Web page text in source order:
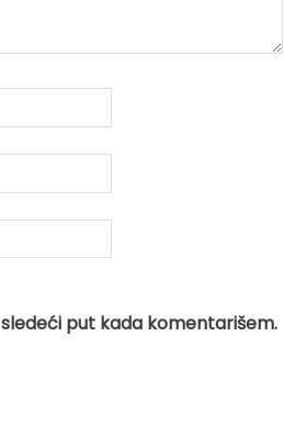
put kada komentarišem.